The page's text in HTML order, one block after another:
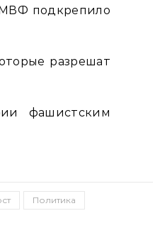
МВФ подкрепило
разрешат
фашистским
Политика